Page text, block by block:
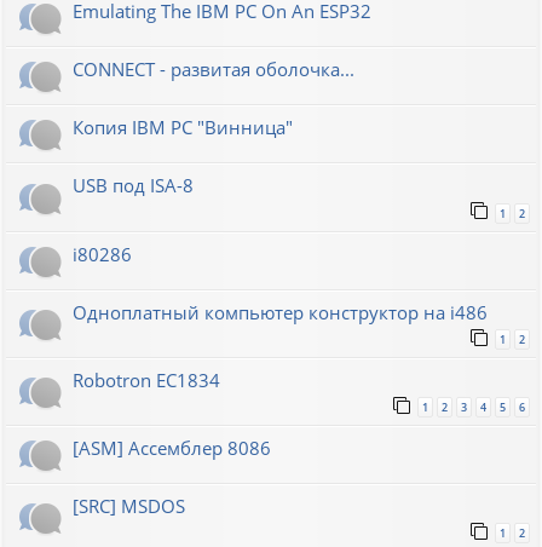
Emulating The IBM PC On An ESP32
CONNECT - развитая оболочка...
Копия IBM PC "Винница"
USB под ISA-8
1 2
i80286
Одноплатный компьютер конструктор на i486
1 2
Robotron EC1834
1 2 3 4 5 6
[ASM] Ассемблер 8086
[SRC] MSDOS
1 2